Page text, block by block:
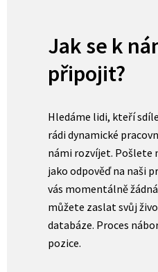
Jak se k
připojit?
Hledáme lidi, kteří
rádi dynamické
námi rozvíjet. Pošlete
jako odpověď na naši
vás momentálně
můžete zaslat svůj
databáze. Proces
pozice.